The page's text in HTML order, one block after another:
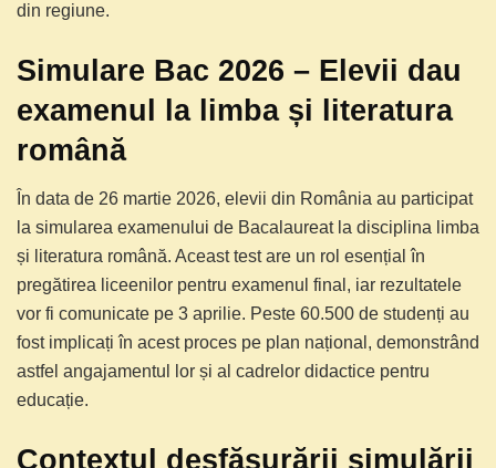
din regiune.
Simulare Bac 2026 – Elevii dau
examenul la limba și literatura
română
În data de 26 martie 2026, elevii din România au participat
la simularea examenului de Bacalaureat la disciplina limba
și literatura română. Aceast test are un rol esențial în
pregătirea liceenilor pentru examenul final, iar rezultatele
vor fi comunicate pe 3 aprilie. Peste 60.500 de studenți au
fost implicați în acest proces pe plan național, demonstrând
astfel angajamentul lor și al cadrelor didactice pentru
educație.
Contextul desfășurării simulării